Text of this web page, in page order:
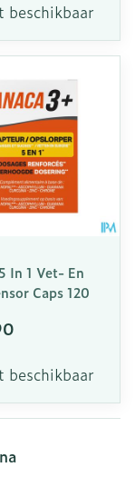
beschikbaar
In 1 Vet- En
Caps 120
beschikbaar